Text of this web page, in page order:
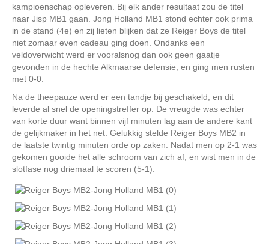
kampioenschap opleveren. Bij elk ander resultaat zou de titel
naar Jisp MB1 gaan. Jong Holland MB1 stond echter ook prima
in de stand (4e) en zij lieten blijken dat ze Reiger Boys de titel
niet zomaar even cadeau ging doen. Ondanks een
veldoverwicht werd er vooralsnog dan ook geen gaatje
gevonden in de hechte Alkmaarse defensie, en ging men rusten
met 0-0.
Na de theepauze werd er een tandje bij geschakeld, en dit
leverde al snel de openingstreffer op. De vreugde was echter
van korte duur want binnen vijf minuten lag aan de andere kant
de gelijkmaker in het net. Gelukkig stelde Reiger Boys MB2 in
de laatste twintig minuten orde op zaken. Nadat men op 2-1 was
gekomen gooide het alle schroom van zich af, en wist men in de
slotfase nog driemaal te scoren (5-1).